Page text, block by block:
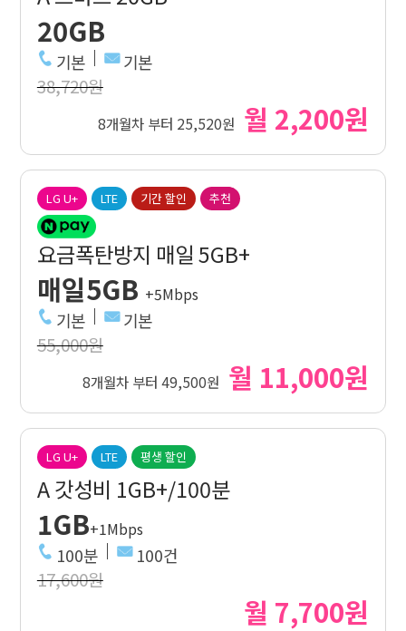
20GB
기본 기본
38,720원
8개월차 부터 25,520원 월 2,200원
LG U+ LTE 기간 할인 추천
요금폭탄방지 매일 5GB+
매일5GB +5Mbps
기본 기본
55,000원
8개월차 부터 49,500원 월 11,000원
LG U+ LTE 평생 할인
A 갓성비 1GB+/100분
1GB+1Mbps
100분 100건
17,600원
월 7,700원